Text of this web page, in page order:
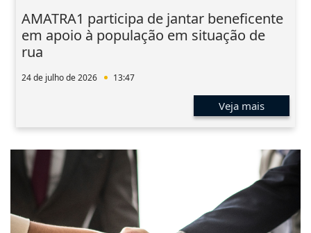
AMATRA1 participa de jantar beneficente
em apoio à população em situação de
rua
24 de julho de 2026 13:47
Veja mais